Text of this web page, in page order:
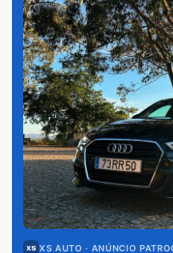
XS AUTO · ANÚNCIO